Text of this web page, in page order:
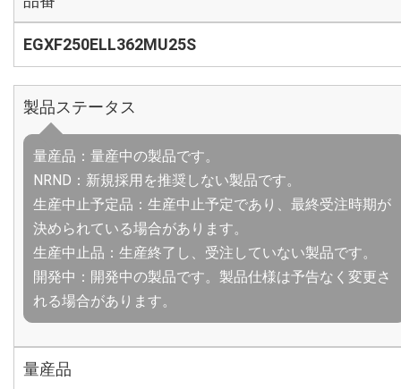
EGXF250ELL362MU25S
製品ステータス
量産品：量産中の製品です。
NRND：新規採用を推奨しない製品です。
生産中止予定品：生産中止予定であり、最終受注時期が
決められている場合があります。
生産中止品：生産終了し、受注していない製品です。
開発中：開発中の製品です。製品仕様は予告なく変更さ
れる場合があります。
量産品